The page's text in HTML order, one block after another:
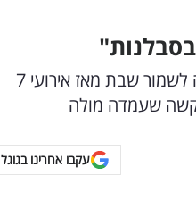
הכוכבת הישראלית שיתפה לא פעם בתהליך ההתחזקות שלה. היא שיתפה כי התחילה לשמור שבת מאז אירועי 7
קשה שעמדה מולה
עקבו אחרינו בגוגל